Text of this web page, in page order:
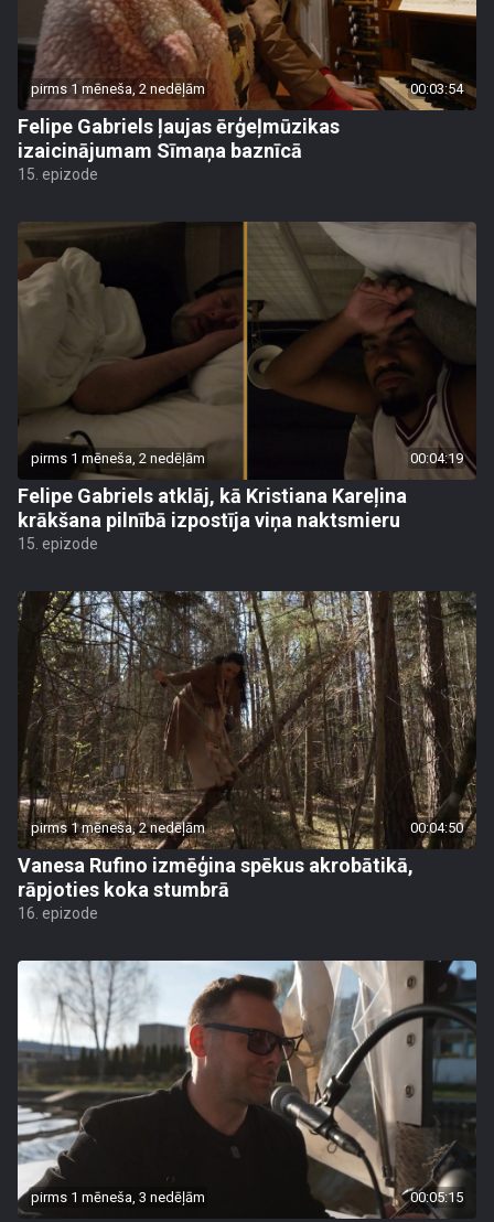
pirms 1 mēneša, 2 nedēļām 00:03:54
Felipe Gabriels ļaujas ērģeļmūzikas
izaicinājumam Sīmaņa baznīcā
15. epizode
pirms 1 mēneša, 2 nedēļām 00:04:19
Felipe Gabriels atklāj, kā Kristiana Kareļina
krākšana pilnībā izpostīja viņa naktsmieru
15. epizode
pirms 1 mēneša, 2 nedēļām 00:04:50
Vanesa Rufino izmēģina spēkus akrobātikā,
rāpjoties koka stumbrā
16. epizode
pirms 1 mēneša, 3 nedēļām 00:05:15